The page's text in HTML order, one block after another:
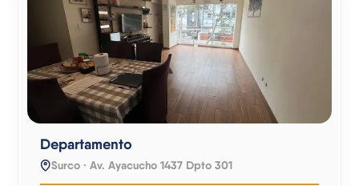
Departamento
Surco · Av. Ayacucho 1437 Dpto 301